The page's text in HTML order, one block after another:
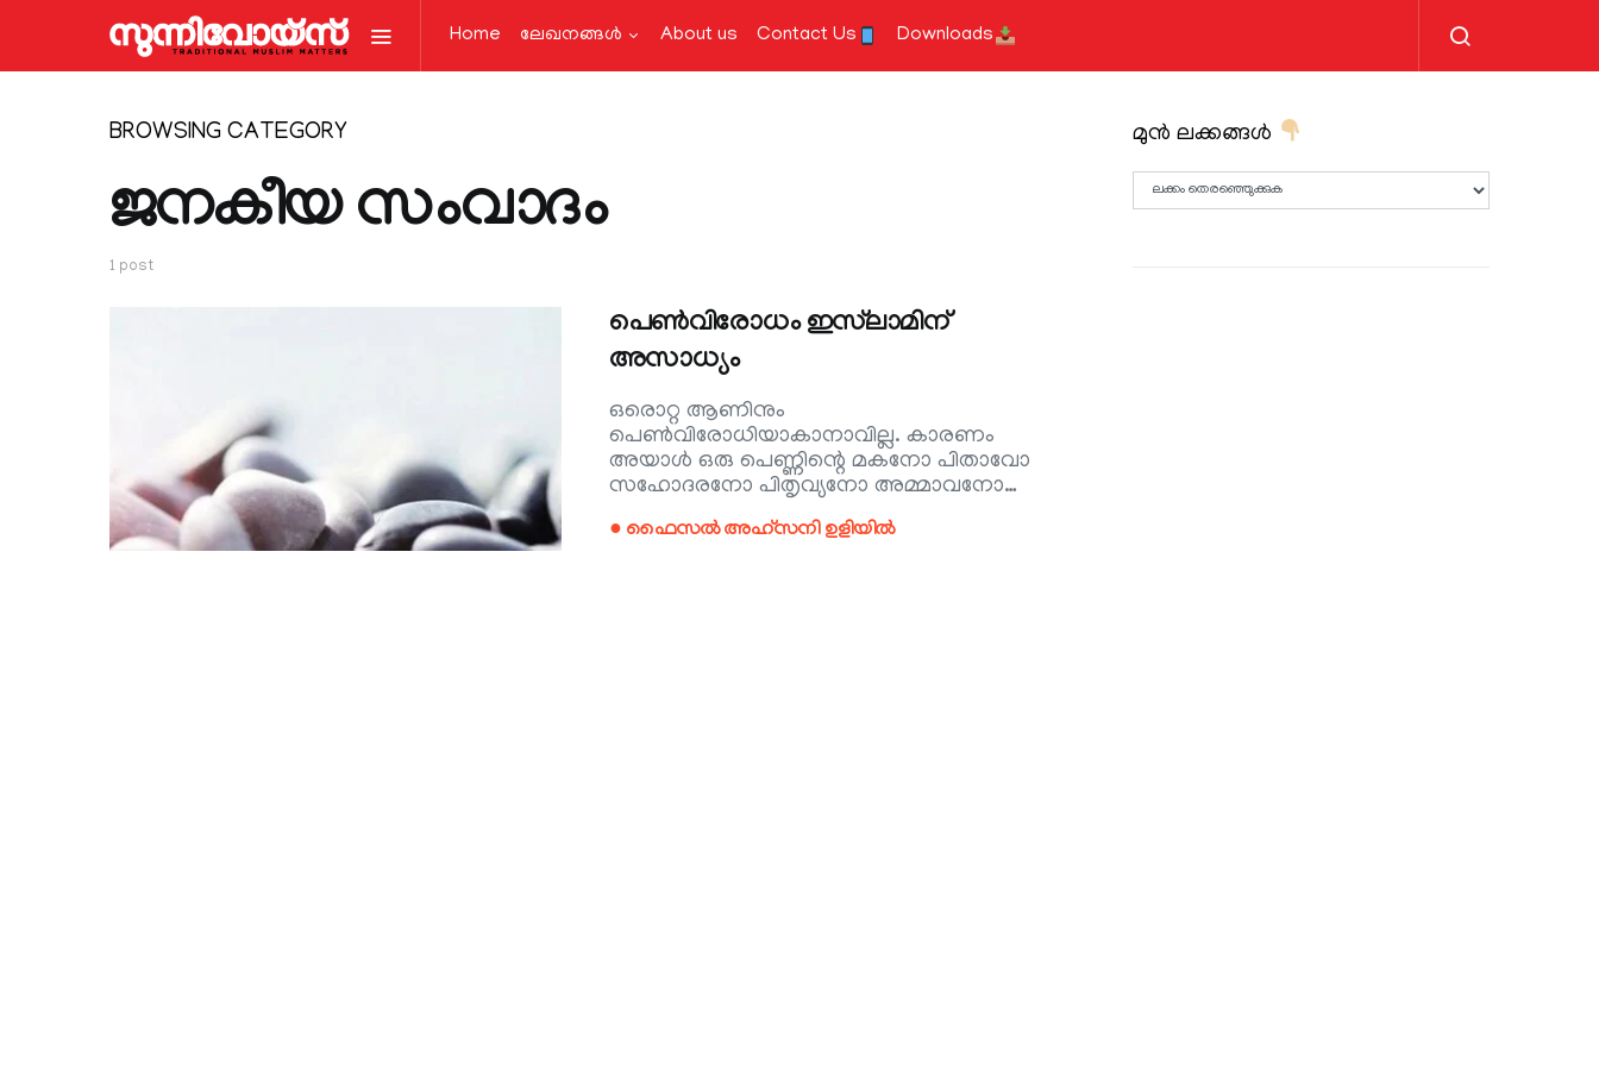
Home ലേഖനങ്ങള്‍ About us Contact Us Downloads
BROWSING CATEGORY
ജനകീയ സംവാദം
1 post
പെൺവിരോധം ഇസ്‌ലാമിന്
അസാധ്യം
ഒരൊറ്റ ആണിനും
പെൺവിരോധിയാകാനാവില്ല. കാരണം
അയാൾ ഒരു പെണ്ണിന്റെ മകനോ പിതാവോ
സഹോദരനോ പിതൃവ്യനോ അമ്മാവനോ…
● ഫൈസൽ അഹ്‌സനി ഉളിയിൽ
മുൻ ലക്കങ്ങൾ